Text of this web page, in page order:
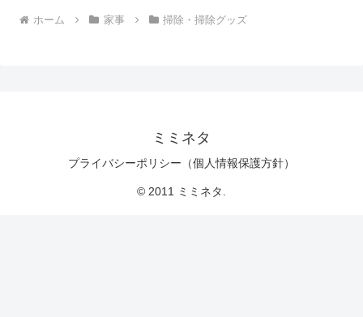
ホーム 家事 掃除・掃除グッズ
ミミネタ
プライバシーポリシー（個人情報保護方針）
© 2011 ミミネタ.